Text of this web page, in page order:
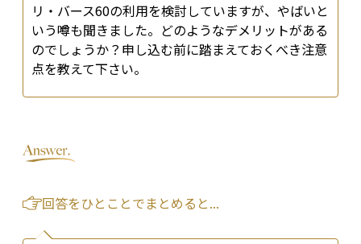
リ・バース60の利用を検討していますが、やばいと
いう噂も聞きました。どのようなデメリットがある
のでしょうか？申し込む前に踏まえておくべき注意
点を教えて下さい。
回答をひとことでまとめると...